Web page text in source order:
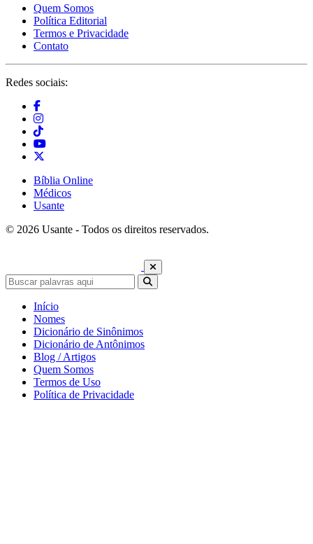
Quem Somos
Política Editorial
Termos e Privacidade
Contato
Redes sociais:
Bíblia Online
Médicos
Usante
© 2026 Usante - Todos os direitos reservados.
Início
Nomes
Dicionário de Sinônimos
Dicionário de Antônimos
Blog / Artigos
Quem Somos
Termos de Uso
Política de Privacidade